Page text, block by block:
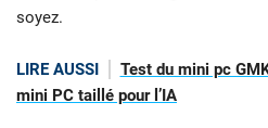
soyez.
LIRE AUSSI
Test du mini pc
mini PC taillé pour l’IA